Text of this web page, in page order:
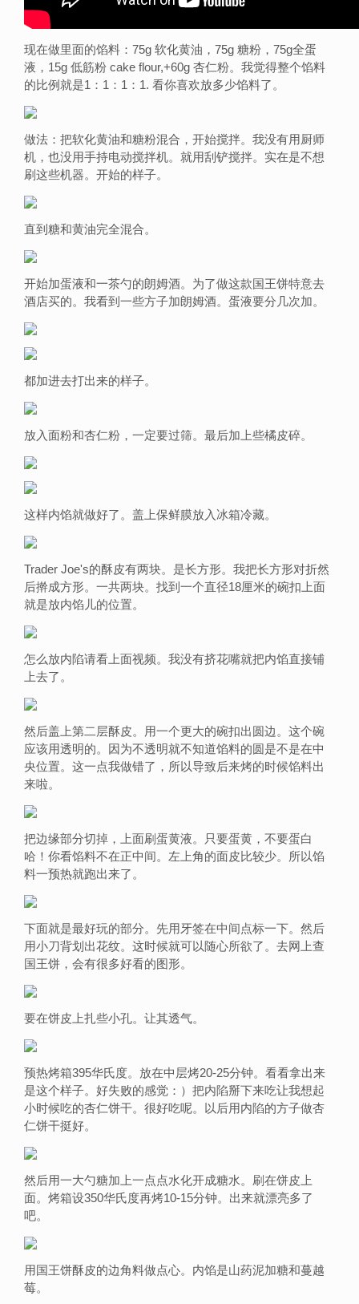
现在做里面的馅料：75g 软化黄油，75g 糖粉，75g全蛋
液，15g 低筋粉 cake flour,+60g 杏仁粉。我觉得整个馅料
的比例就是1：1：1：1. 看你喜欢放多少馅料了。
做法：把软化黄油和糖粉混合，开始搅拌。我没有用厨师
机，也没用手持电动搅拌机。就用刮铲搅拌。实在是不想
刷这些机器。开始的样子。
直到糖和黄油完全混合。
开始加蛋液和一茶勺的朗姆酒。为了做这款国王饼特意去
酒店买的。我看到一些方子加朗姆酒。蛋液要分几次加。
都加进去打出来的样子。
放入面粉和杏仁粉，一定要过筛。最后加上些橘皮碎。
这样内馅就做好了。盖上保鲜膜放入冰箱冷藏。
Trader Joe's的酥皮有两块。是长方形。我把长方形对折然
后擀成方形。一共两块。找到一个直径18厘米的碗扣上面
就是放内馅儿的位置。
怎么放内陷请看上面视频。我没有挤花嘴就把内馅直接铺
上去了。
然后盖上第二层酥皮。用一个更大的碗扣出圆边。这个碗
应该用透明的。因为不透明就不知道馅料的圆是不是在中
央位置。这一点我做错了，所以导致后来烤的时候馅料出
来啦。
把边缘部分切掉，上面刷蛋黄液。只要蛋黄，不要蛋白
哈！你看馅料不在正中间。左上角的面皮比较少。所以馅
料一预热就跑出来了。
下面就是最好玩的部分。先用牙签在中间点标一下。然后
用小刀背划出花纹。这时候就可以随心所欲了。去网上查
国王饼，会有很多好看的图形。
要在饼皮上扎些小孔。让其透气。
预热烤箱395华氏度。放在中层烤20-25分钟。看看拿出来
是这个样子。好失败的感觉：）把内陷掰下来吃让我想起
小时候吃的杏仁饼干。很好吃呢。以后用内陷的方子做杏
仁饼干挺好。
然后用一大勺糖加上一点点水化开成糖水。刷在饼皮上
面。烤箱设350华氏度再烤10-15分钟。出来就漂亮多了
吧。
用国王饼酥皮的边角料做点心。内馅是山药泥加糖和蔓越
莓。